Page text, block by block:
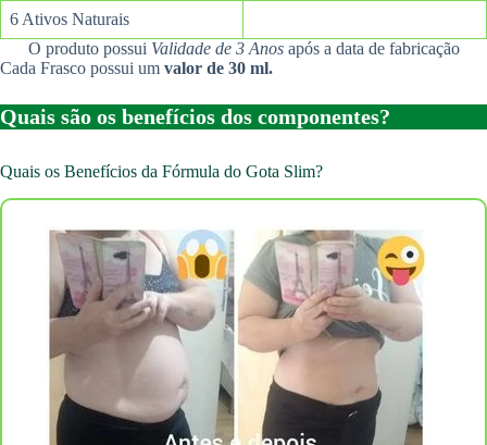
6 Ativos Naturais
O produto possui Validade de 3 Anosapós a data de fabricação
Cada Frasco possui um valor de 30 ml.
Quais são os benefícios dos componentes?
Quais os Benefícios da Fórmula do Gota Slim?